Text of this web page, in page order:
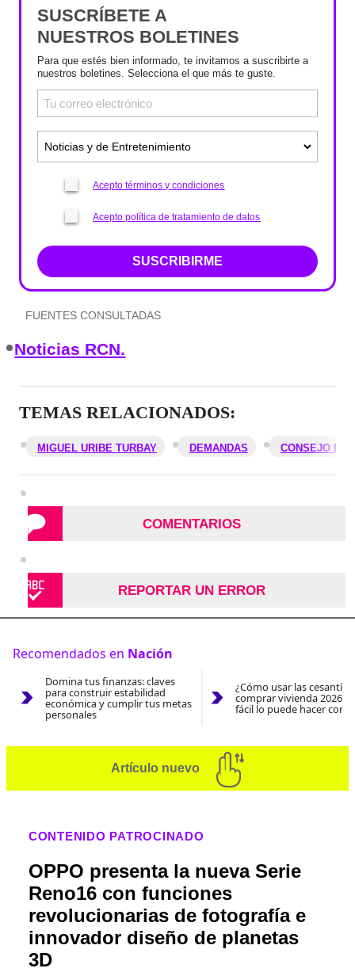
SUSCRÍBETE A
NUESTROS BOLETINES
Para que estés bien informado, te invitamos a suscribirte a
nuestros boletines. Selecciona el que más te guste.
Acepto términos y condiciones
Acepto política de tratamiento de datos
SUSCRIBIRME
FUENTES CONSULTADAS
Noticias RCN.
TEMAS RELACIONADOS:
MIGUEL URIBE TURBAY DEMANDAS CONSEJO DE
COMENTARIOS
REPORTAR UN ERROR
Recomendados en Nación
Domina tus finanzas: claves
para construir estabilidad
económica y cumplir tus metas
personales
¿Cómo usar las
comprar vivienda 2026?
fácil lo puede hacer con
Artículo nuevo
CONTENIDO PATROCINADO
OPPO presenta la nueva Serie
Reno16 con funciones
revolucionarias de fotografía e
innovador diseño de planetas
3D